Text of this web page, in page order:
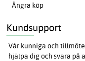
Ångra köp
Kundsupport
Vår kunniga och
hjälpa dig och svara på